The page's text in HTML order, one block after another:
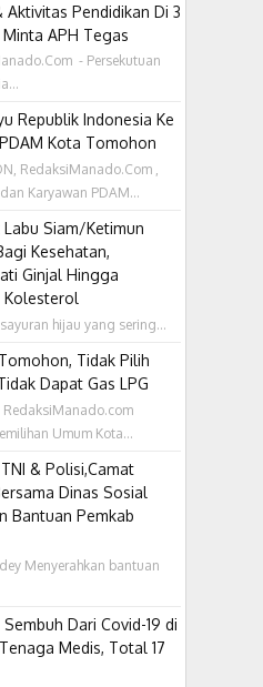
Aktivitas Pendidikan Di 3
APH Tegas
- Persekutuan
Republik Indonesia Ke
Kota Tomohon
RedaksiManado.Com ,
Karyawan PDAM...
Siam/Ketimun
Kesehatan,
Ginjal Hingga
Kolesterol
hijau yang sering...
Tidak Pilih
Dapat Gas LPG
RedaksiManado.com
Umum Kota...
& Polisi,Camat
Dinas Sosial
Bantuan Pemkab
Menyerahkan bantuan
Sembuh Dari Covid-19 di
Medis, Total 17